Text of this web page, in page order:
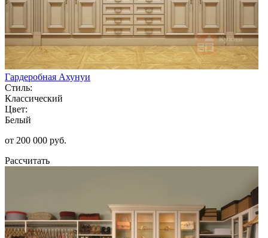
Гардеробная Ахунуи
Стиль:
Классический
Цвет:
Белый
от 200 000 руб.
Рассчитать